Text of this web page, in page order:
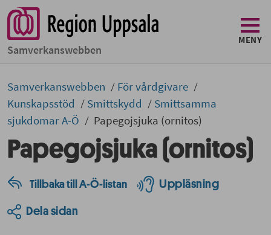
Samverkans­­webben
MENY
Samverkans­­­webben
För vårdgivare
Kunskapsstöd
Smittskydd
Smittsamma
sjukdomar A-Ö
Papegojsjuka (ornitos)
Papegojsjuka (ornitos)
Tillbaka till A-Ö-listan Uppläsning
Dela sidan